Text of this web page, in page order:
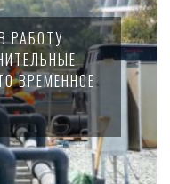
РАБОТУ
ВРЕМЕННОЕ